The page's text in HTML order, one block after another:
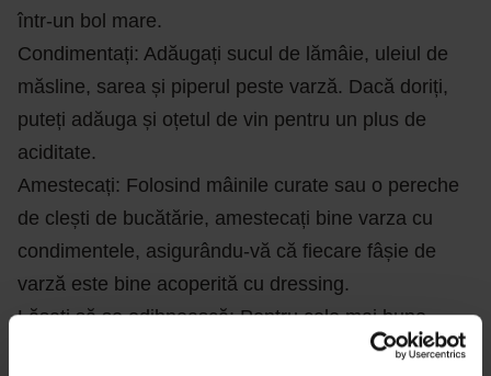
într-un bol mare.
Condimentați: Adăugați sucul de lămâie, uleiul de
măsline, sarea și piperul peste varză. Dacă doriți,
puteți adăuga și oțetul de vin pentru un plus de
aciditate.
Amestecați: Folosind mâinile curate sau o pereche
de clești de bucătărie, amestecați bine varza cu
condimentele, asigurându-vă că fiecare fâșie de
varză este bine acoperită cu dressing.
Lăsați să se odihnească: Pentru cele mai bune
rezultate, lăsați salata să se odihnească pentru cel